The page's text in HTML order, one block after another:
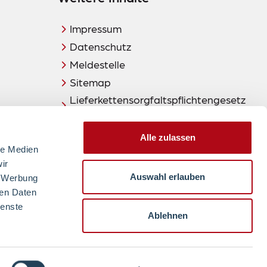
Medien
Daten
Alle zulassen
Auswahl erlauben
Ablehnen
Impressum
Datenschutz
Meldestelle
Sitemap
Lieferkettensorgfaltspflichtengesetz
(LkSG)
zum Seitenanfang